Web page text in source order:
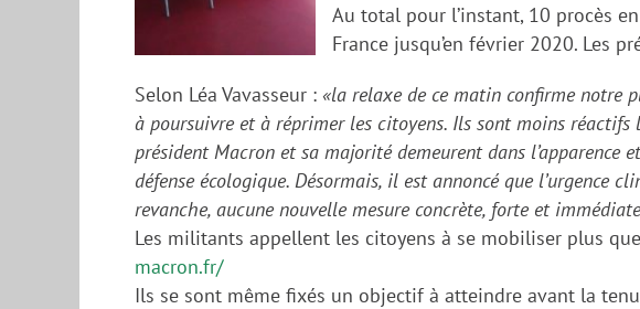
Au total pour l’instant, 10 procès
France jusqu’en février 2020. Les
Selon Léa Vavasseur : «la relaxe de ce matin confirme notre
à poursuivre età réprimer les citoyens. Ils sont moins réactifs
président Macron et sa majorité demeurent dans l’apparence
défense écologique. Désormais, il est annoncé que
revanche, aucune nouvelle mesure concrète, forte et
Les militants appellent les citoyens à se mobiliser plus
macron.fr/
Ils se sont même fixés un objectif à atteindre avant la